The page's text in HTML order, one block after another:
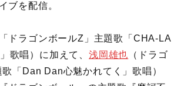
ブを配信。
「ドラゴンボールZ」主題歌「CHA-LA
歌唱）に加えて、浅岡雄也 （ドラゴ
「Dan Dan心魅かれてく」歌唱）